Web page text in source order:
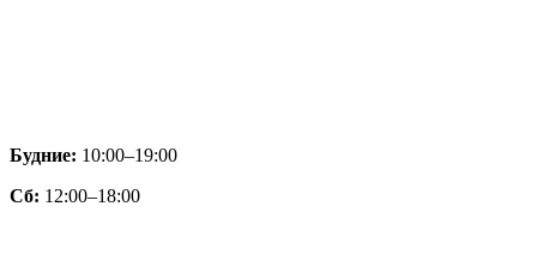
Будние: 10:00–19:00
Сб: 12:00–18:00